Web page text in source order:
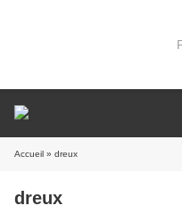
Accueil » dreux
dreux